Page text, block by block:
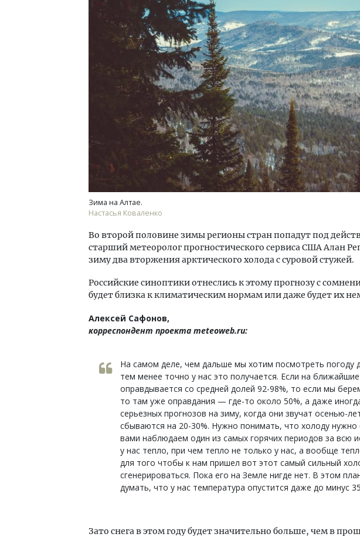
Зима на Алтае.
Настасья Коваленко
Во второй половине зимы регионы стран попадут под
старший метеоролог прогностического сервиса США Алан
зиму два вторжения арктического холода с суровой стужей.
Российские синоптики отнеслись к этому прогнозу с
будет близка к климатическим нормам или даже будет их
Алексей Сафонов,
корреспондент проекта meteoweb.ru:
На самом деле, чем дальше мы хотим посмотреть погоду
тем менее точно у нас это получается. Если на
оправдывается со средней долей 92-98%, то если мы
то там уже оправдания — где-то около 50%, а даже
серьезных прогнозов на зиму, когда они звучат осенью-
сбываются на 20-30%. Нужно понимать, что холоду нужно
вами наблюдаем один из самых горячих периодов за всю
у нас тепло, при чем тепло не только у нас, а вообще
для того чтобы к нам пришел вот этот самый сильный
сгенерироваться. Пока его на Земле нигде нет. В этом
думать, что у нас температура опустится даже до минус
Зато снега в этом году будет значительно больше, чем в